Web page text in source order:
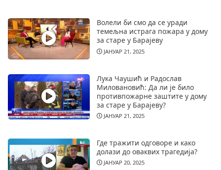
Волели би смо да се уради
темељна истрага пожара у дому
за старе у Барајеву
ЈАНУАР 21, 2025
Лука Чаушић и Радослав
Миловановић: Да ли је било
противпожарне заштите у дому
за старе у Барајеву?
ЈАНУАР 21, 2025
Где тражити одговоре и како
долази до оваквих трагедија?
ЈАНУАР 20, 2025